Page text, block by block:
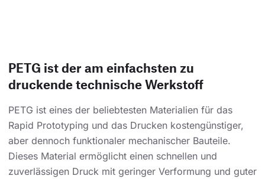
PETG ist der am einfachsten zu
druckende technische Werkstoff
PETG ist eines der beliebtesten Materialien für das
Rapid Prototyping und das Drucken kostengünstiger,
aber dennoch funktionaler mechanischer Bauteile.
Dieses Material ermöglicht einen schnellen und
zuverlässigen Druck mit geringer Verformung und guter